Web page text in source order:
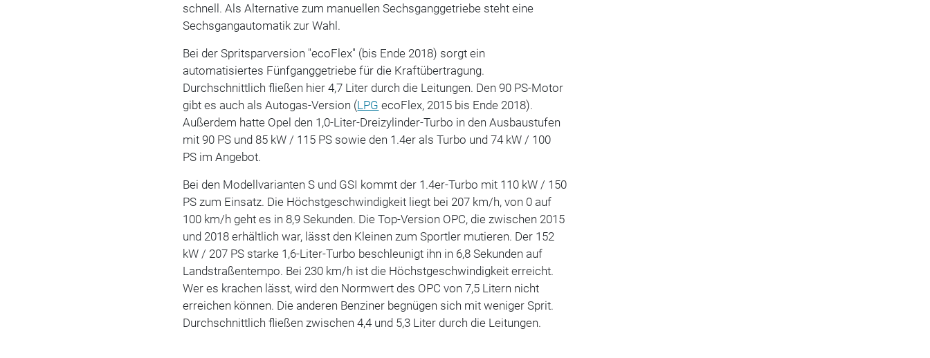
schnell. Als Alternative zum manuellen Sechsganggetriebe steht eine
Sechsgangautomatik zur Wahl.
Bei der Spritsparversion "ecoFlex" (bis Ende 2018) sorgt ein
automatisiertes Fünfganggetriebe für die Kraftübertragung.
Durchschnittlich fließen hier 4,7 Liter durch die Leitungen. Den 90 PS-Motor
gibt es auch als Autogas-Version (LPG ecoFlex, 2015 bis Ende 2018).
Außerdem hatte Opel den 1,0-Liter-Dreizylinder-Turbo in den Ausbaustufen
mit 90 PS und 85 kW / 115 PS sowie den 1.4er als Turbo und 74 kW / 100
PS im Angebot.
Bei den Modellvarianten S und GSI kommt der 1.4er-Turbo mit 110 kW / 150
PS zum Einsatz. Die Höchstgeschwindigkeit liegt bei 207 km/h, von 0 auf
100 km/h geht es in 8,9 Sekunden. Die Top-Version OPC, die zwischen 2015
und 2018 erhältlich war, lässt den Kleinen zum Sportler mutieren. Der 152
kW / 207 PS starke 1,6-Liter-Turbo beschleunigt ihn in 6,8 Sekunden auf
Landstraßentempo. Bei 230 km/h ist die Höchstgeschwindigkeit erreicht.
Wer es krachen lässt, wird den Normwert des OPC von 7,5 Litern nicht
erreichen können. Die anderen Benziner begnügen sich mit weniger Sprit.
Durchschnittlich fließen zwischen 4,4 und 5,3 Liter durch die Leitungen.